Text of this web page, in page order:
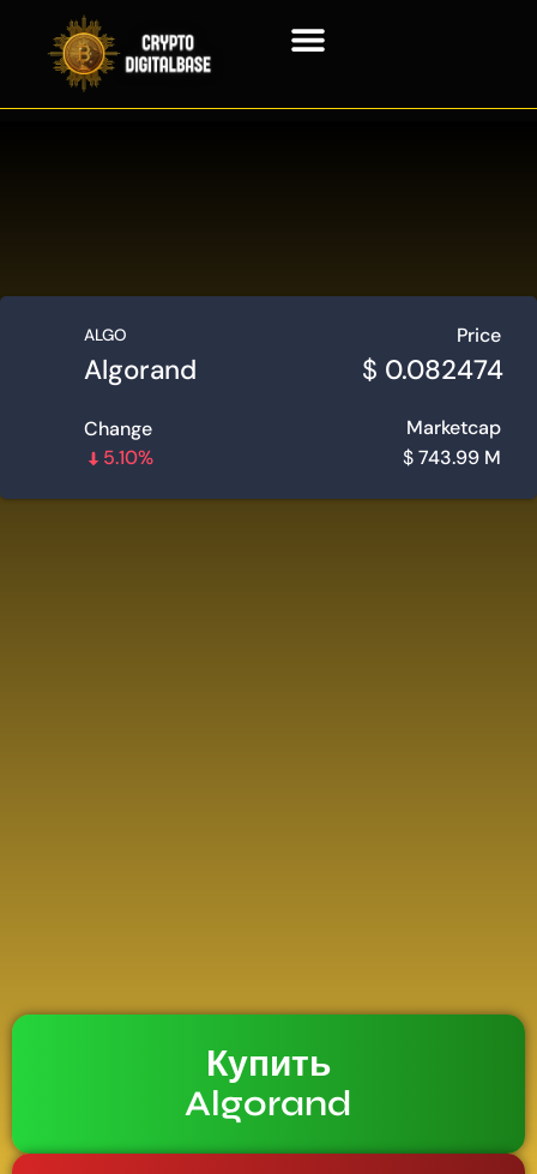
ALGO
Algorand
Price
$ 0.082474
Change
5.10%
Marketcap
$743.99 M
Купить
Algorand